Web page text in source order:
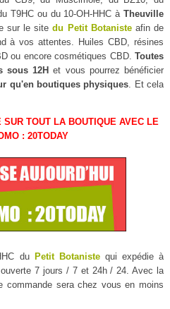
T9HC ou du 10-OH-HHC àTheuville
sur le sitedu Petit Botanisteafin de
à vos attentes. Huiles CBD, résines
ou encore cosmétiques CBD.Toutes
sous 12H et vous pourrez bénéficier
qu'en boutiques physiques . Et cela
TOUT LA BOUTIQUE AVEC LE
: 20TODAY
du Petit Botanistequi expédie à
7 jours / 7 et 24h / 24. Avec la
commande sera chez vous en moins